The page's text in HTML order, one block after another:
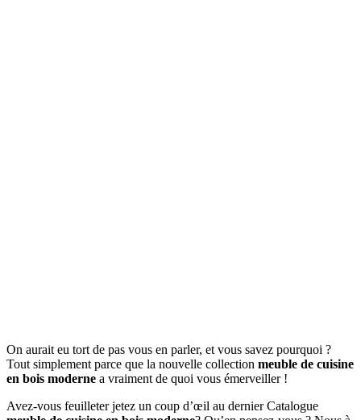
On aurait eu tort de pas vous en parler, et vous savez pourquoi ?
Tout simplement parce que la nouvelle collection meuble de cuisine
en bois moderne a vraiment de quoi vous émerveiller !
Avez-vous feuilleter jetez un coup d’œil au dernier Catalogue